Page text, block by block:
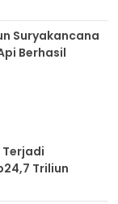
Suryakancana
Berhasil
Terjadi
Triliun